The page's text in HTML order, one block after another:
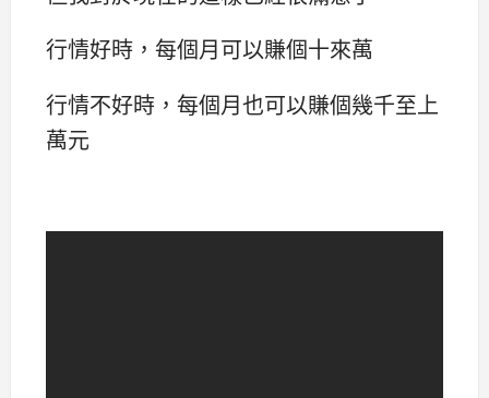
行情好時，每個月可以賺個十來萬
行情不好時，每個月也可以賺個幾千至上
萬元